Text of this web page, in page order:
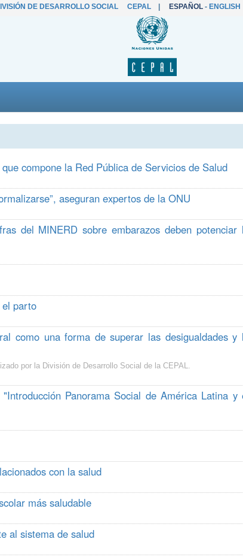
DE DESARROLLO SOCIAL CEPAL| ESPAÑOL- ENGLISH
compone la Red Pública de Servicios de Salud
aseguran expertos de la ONU
del MINERD sobre embarazos deben potenciar
parto
como una forma de superar las desigualdades y
por la División de Desarrollo Social de la CEPAL.
Panorama Social de América Latina y
con la salud
más saludable
al sistema de salud